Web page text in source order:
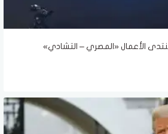
الأعمال «المصري – التشادي»